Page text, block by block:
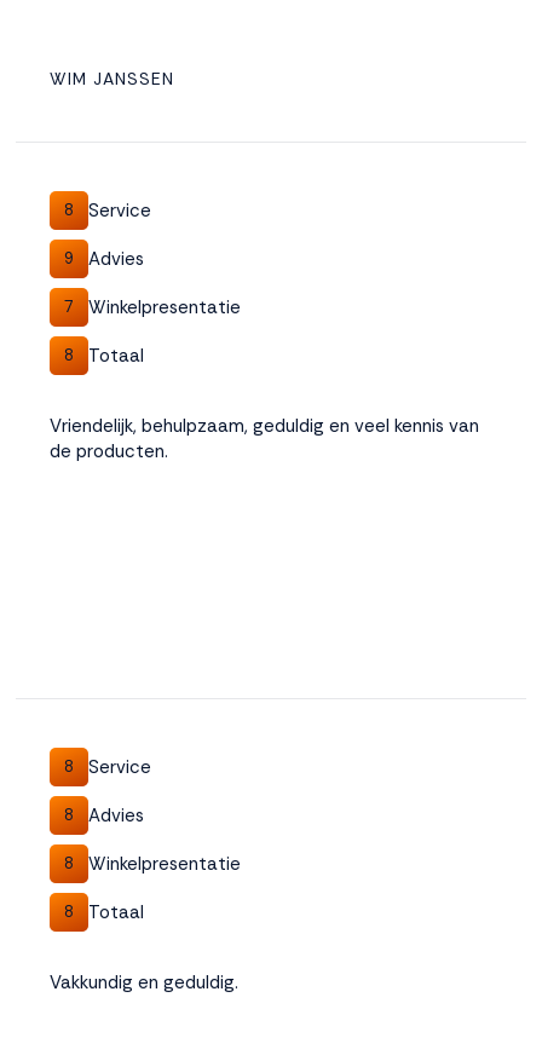
WIM JANSSEN
8 Service
9 Advies
7 Winkelpresentatie
8 Totaal
Vriendelijk, behulpzaam, geduldig en veel kennis van
de producten.
8 Service
8 Advies
8 Winkelpresentatie
8 Totaal
Vakkundig en geduldig.